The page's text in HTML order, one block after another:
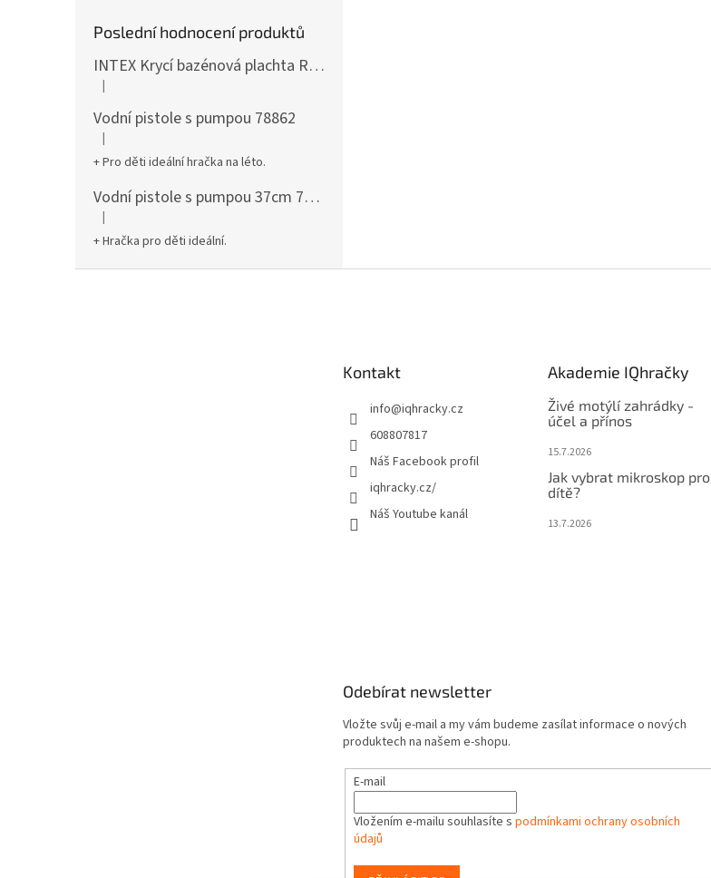
Poslední hodnocení produktů
INTEX Krycí bazénová plachta Round 305cm 28030
Hodnocení produktu je 5 z 5 hvězdiček.
|
Vodní pistole s pumpou 78862
Hodnocení produktu je 5 z 5 hvězdiček.
|
+ Pro děti ideální hračka na léto.
Vodní pistole s pumpou 37cm 78961
Hodnocení produktu je 5 z 5 hvězdiček.
|
+ Hračka pro děti ideální.
Kontakt
info@iqhracky.cz
608807817
Náš Facebook profil
iqhracky.cz/
Náš Youtube kanál
Akademie IQhračky
Živé motýlí zahrádky -
účel a přínos
15.7.2026
Jak vybrat mikroskop pro
dítě?
13.7.2026
Odebírat newsletter
Vložte svůj e-mail a my vám budeme zasílat informace o nových
produktech na našem e-shopu.
E-mail
Vložením e-mailu souhlasíte s podmínkami ochrany osobních
údajů